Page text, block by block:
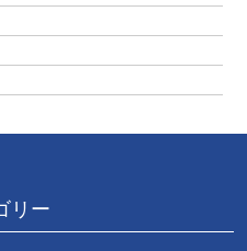
リー